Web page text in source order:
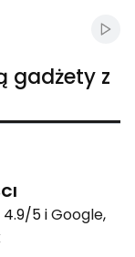
gadżety z
4.9/5 iGoogle,